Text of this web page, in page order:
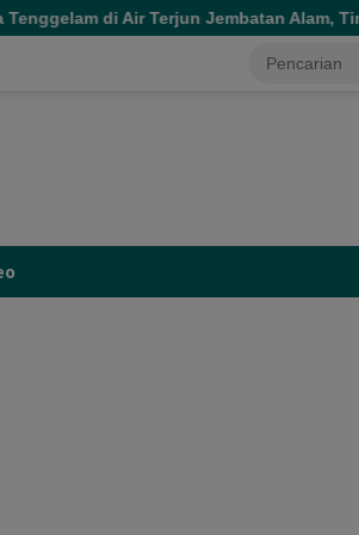
Jembatan Alam, Tim SAR Turun Tangan